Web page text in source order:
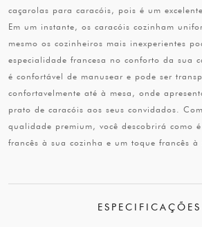
caçarolas para caracóis, pois é um
Em um instante, os caracóis cozinham
mesmo os cozinheiros mais inexperientes
especialidade francesa no conforto da sua
é confortável de manusear e pode ser
confortavelmente até à mesa, onde
prato de caracóis aos seus convidados.
qualidade premium, você descobrirá como
francês à sua cozinha e um toque francês à
ESPECIFICAÇÕES